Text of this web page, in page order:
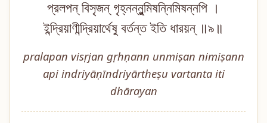
প্রলপন্ বিসৃজন্ গৃহ্নন্নুন্মিষন্নিমিষন্নপি ।
ইন্দ্রিয়াণীন্দ্রিয়ার্থেষু বর্তন্ত ইতি ধারয়ন্ ॥৯॥
pralapan visṛjan gṛhṇann unmiṣan nimiṣann
api indriyāṇīndriyārtheṣu vartanta iti
dhārayan